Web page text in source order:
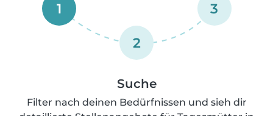
1
2
3
Suche
Filter nach deinen Bedürfnissen und sieh dir